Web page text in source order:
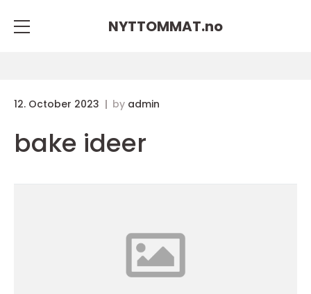
NYTTOMMAT.no
12. October 2023 by admin
bake ideer